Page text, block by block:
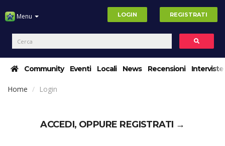
Menu LOGIN REGISTRATI
Community Eventi Locali News Recensioni Interviste
Home Login
ACCEDI, OPPURE REGISTRATI →